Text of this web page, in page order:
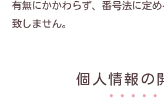
有無にかかわらず、番号法に定
致しません。
個人情報の